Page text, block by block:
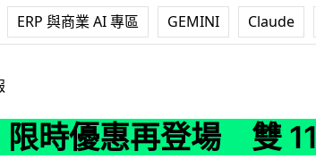
ERP 與商業 AI 專區 GEMINI Claude
限時優惠再登場 雙 11